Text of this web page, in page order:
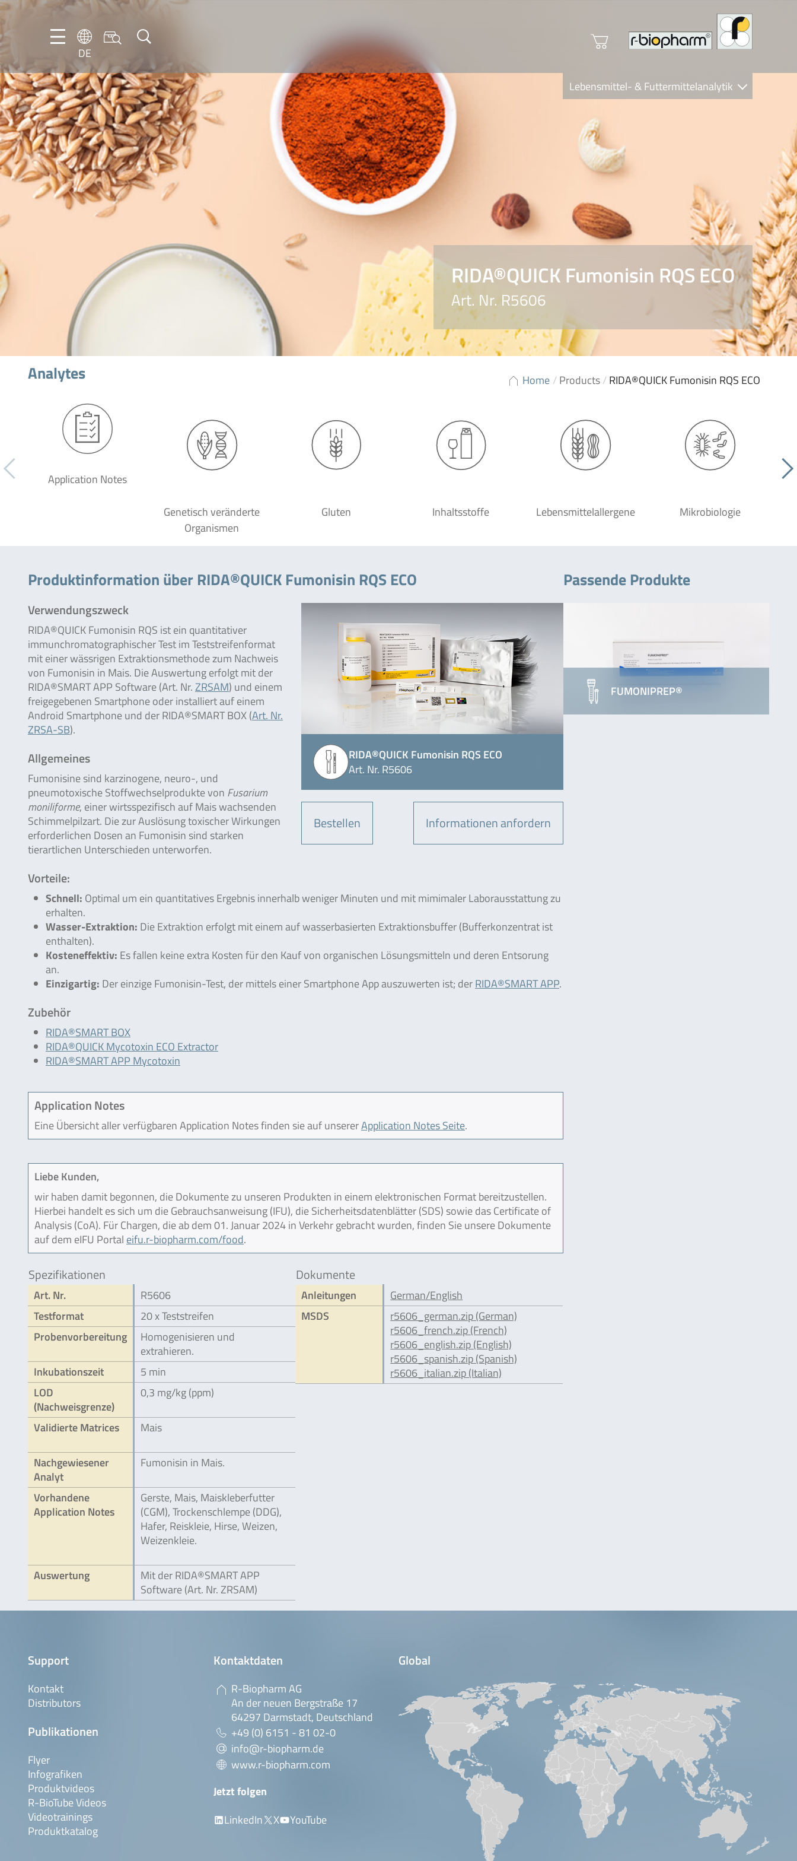
DE
DE
EN
Lebensmittel- & Futtermittelanalytik
R-Biopharm AG
Nutrition Care
RIDA®QUICK Fumonisin RQS ECO
Art. Nr. R5606
Home /Products/RIDA®QUICK Fumonisin RQS ECO
Analytes
Application Notes
Genetisch veränderte
Organismen
Gluten Inhaltsstoffe Lebensmittelallergene Mikrobiologie
Produktinformation über RIDA®QUICK Fumonisin RQS ECO
RIDA®QUICK Fumonisin RQS ECO
Art. Nr. R5606
Bestellen Informationen anfordern
Verwendungszweck
RIDA®QUICK Fumonisin RQS ist ein quantitativer
immunchromatographischer Test im Teststreifenformat
mit einer wässrigen Extraktionsmethode zum Nachweis
von Fumonisin in Mais. Die Auswertung erfolgt mit der
RIDA®SMART APP Software (Art. Nr.ZRSAM) und einem
freigegebenen Smartphone oder installiert auf einem
Android Smartphone und der RIDA®SMART BOX (Art. Nr.
ZRSA-SB).
Allgemeines
Fumonisine sind karzinogene, neuro-, und
pneumotoxische Stoffwechselprodukte von Fusarium
moniliforme, einer wirtsspezifisch auf Mais wachsenden
Schimmelpilzart. Die zur Auslösung toxischer Wirkungen
erforderlichen Dosen an Fumonisin sind starken
tierartlichen Unterschieden unterworfen.
Vorteile:
Schnell: Optimal um ein quantitatives Ergebnis innerhalb weniger Minuten und mit mimimaler Laborausstattung zu
erhalten.
Wasser-Extraktion: Die Extraktion erfolgt mit einem auf wasserbasierten Extraktionsbuffer (Bufferkonzentrat ist
enthalten).
Kosteneffektiv: Es fallen keine extra Kosten für den Kauf von organischen Lösungsmitteln und deren Entsorung
an.
Einzigartig: Der einzige Fumonisin-Test, der mittels einer Smartphone App auszuwerten ist; derRIDA®SMART APP.
Zubehör
RIDA®SMART BOX
RIDA®QUICK Mycotoxin ECO Extractor
RIDA®SMART APP Mycotoxin
Application Notes
Eine Übersicht aller verfügbaren Application Notes finden sie auf unsererApplication Notes Seite.
Liebe Kunden,
wir haben damit begonnen, die Dokumente zu unseren Produkten in einem elektronischen Format bereitzustellen.
Hierbei handelt es sich um die Gebrauchsanweisung (IFU), die Sicherheitsdatenblätter (SDS) sowie das Certificate of
Analysis (CoA). Für Chargen, die ab dem 01. Januar 2024 in Verkehr gebracht wurden, finden Sie unsere Dokumente
auf dem eIFU Portal eifu.r-biopharm.com/food.
Spezifikationen
Art. Nr.
R5606
Testformat
20 x Teststreifen
Probenvorbereitung
Homogenisieren und
extrahieren.
Inkubationszeit
5 min
LOD
(Nachweisgrenze)
0,3 mg/kg (ppm)
Validierte Matrices Mais
Nachgewiesener
Analyt
Fumonisin in Mais.
Vorhandene
Application Notes
Gerste, Mais, Maiskleberfutter
(CGM), Trockenschlempe (DDG),
Hafer, Reiskleie, Hirse, Weizen,
Weizenkleie.
Auswertung
Mit der RIDA®SMART APP
Software (Art. Nr. ZRSAM)
Dokumente
Anleitungen
German/English
MSDS
r5606_german.zip (German)
r5606_french.zip (French)
r5606_english.zip (English)
r5606_spanish.zip (Spanish)
r5606_italian.zip (Italian)
Passende Produkte
FUMONIPREP®
Support
Kontakt
Distributors
Publikationen
Flyer
Infografiken
Produktvideos
R-BioTube Videos
Videotrainings
Produktkatalog
Kontaktdaten
R-Biopharm AG
An der neuen Bergstraße 17
64297 Darmstadt, Deutschland
+49 (0) 6151 - 81 02-0
info@r-biopharm.de
www.r-biopharm.com
Jetzt folgen
LinkedIn
X YouTube
Global